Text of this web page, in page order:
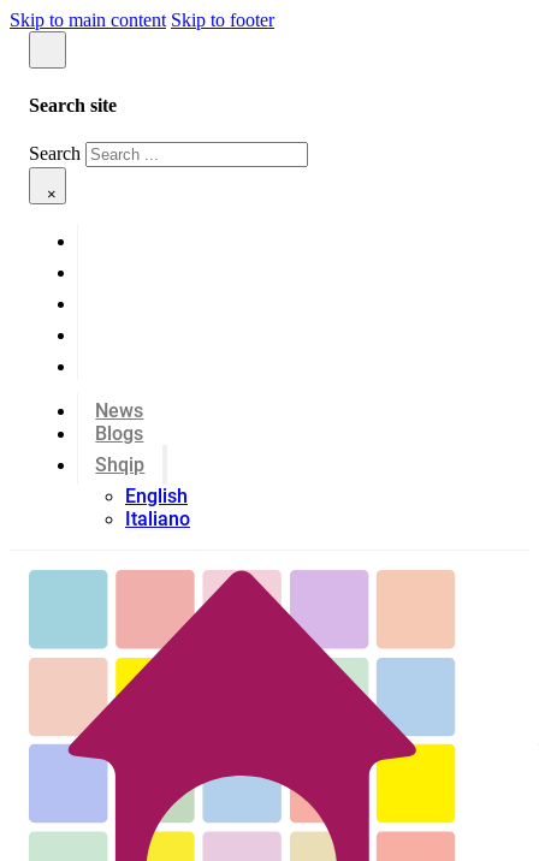
Skip to main content Skip to footer
Search site
Search
×
News
Blogs
Shqip
English
Italiano